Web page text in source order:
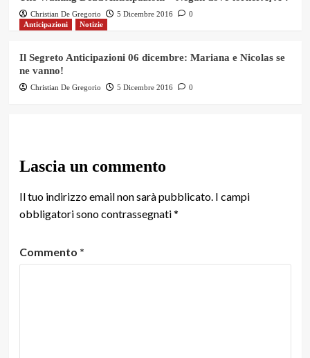
Christian De Gregorio 5 Dicembre 2016
0
Anticipazioni
Notizie
Il Segreto Anticipazioni 06 dicembre: Mariana e Nicolas se
ne vanno!
Christian De Gregorio 5 Dicembre 2016 0
Lascia un commento
Il tuo indirizzo email non sarà pubblicato. I campi
obbligatori sono contrassegnati*
Commento *